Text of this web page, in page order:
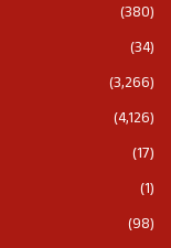
(380)
(34)
(3,266)
(4,126)
(17)
(1)
(98)